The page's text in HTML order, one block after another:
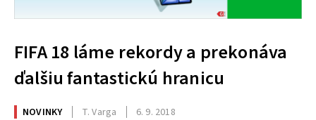
FIFA 18 láme rekordy a prekonáva
ďalšiu fantastickú hranicu
NOVINKY T. Varga 6. 9. 2018